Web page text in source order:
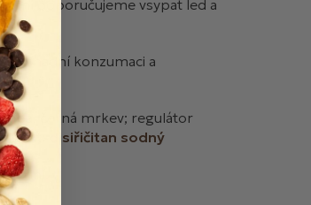
doporučujeme vsypat led a
usnadní konzumaci a
černá mrkev; regulátor
disiřičitan sodný
dní.